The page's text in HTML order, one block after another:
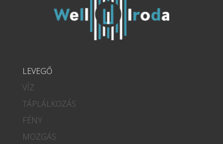
LEVEGŐ
VÍZ
TÁPLÁLKOZÁS
FÉNY
MOZGÁS